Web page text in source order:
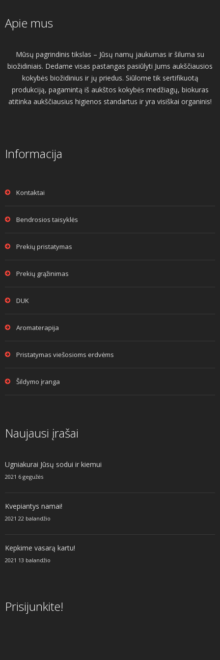
Apie mus
Mūsų pagrindinis tikslas – Jūsų namų jaukumas ir šiluma su
biožidiniais. Dedame visas pastangas pasiūlyti Jums aukščiausios
kokybės biožidinius ir jų priedus. Siūlome tik sertifikuotą
produkciją, pagamintą iš aukštos kokybės medžiagų, biokuras
atitinka aukščiausius higienos standartus ir yra visiškai organinis!
Informacija
Kontaktai
Bendrosios taisyklės
Prekių pristatymas
Prekių grąžinimas
DUK
Aromaterapija
Pristatymas viešosioms erdvėms
Šildymo įranga
Naujausi įrašai
Ugniakurai Jūsų sodui ir kiemui
2021 6 gegužės
Kvepiantys namai!
2021 22 balandžio
Kepkime vasarą kartu!
2021 13 balandžio
Prisijunkite!